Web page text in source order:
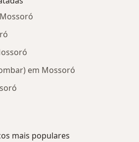
em Mossoró
mais populares